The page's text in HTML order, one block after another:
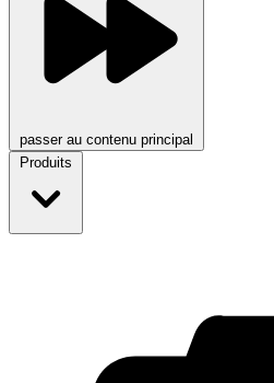
passer au contenu principal
Produits